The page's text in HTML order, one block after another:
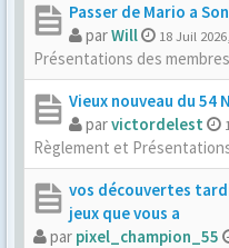
Passer de Mario a
parWill 18 Juil
Présentations des membres
Vieux nouveau du 54
parvictordelest
Règlement et
vos découvertes
jeux que vous a
par pixel_champion_55